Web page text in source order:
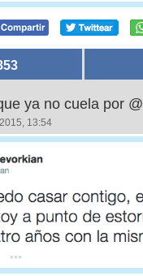
ya no cuela por
13:54